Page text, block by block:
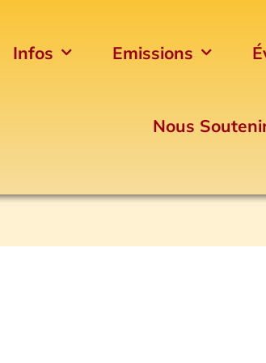
Infos Emissions
Nous